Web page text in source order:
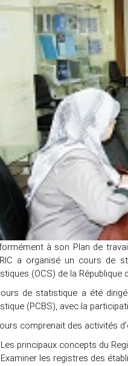
à son Plan de
a organisé un cours de
(OCS) de la République
de statistique a été
(PCBS), avec la
comprenait des activités
Les principaux concepts du
Examiner les registres des